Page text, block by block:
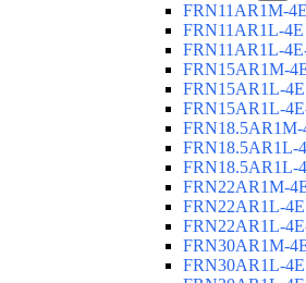
FRN11AR1M-
FRN11AR1L-
FRN11AR1L-
FRN15AR1M-
FRN15AR1L-
FRN15AR1L-
FRN18.5AR1L-
FRN18.5AR1L-
FRN22AR1M-
FRN22AR1L-
FRN22AR1L-
FRN30AR1M-
FRN30AR1L-